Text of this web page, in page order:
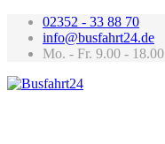
02352 - 33 88 70
info@busfahrt24.de
Mo. - Fr. 9.00 - 18.00